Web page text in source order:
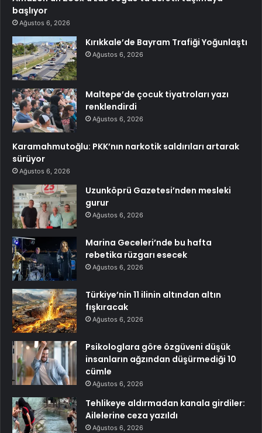
başlıyor
Ağustos 6, 2026
Kırıkkale’de Bayram Trafiği Yoğunlaştı
Ağustos 6, 2026
Maltepe’de çocuk tiyatroları yazı
renklendirdi
Ağustos 6, 2026
Karamahmutoğlu: PKK’nın narkotik saldırıları artarak
sürüyor
Ağustos 6, 2026
Uzunköprü Gazetesi’nden mesleki
gurur
Ağustos 6, 2026
Marina Geceleri’nde bu hafta
rebetika rüzgarı esecek
Ağustos 6, 2026
Türkiye’nin 11 ilinin altından altın
fışkıracak
Ağustos 6, 2026
Psikologlara göre özgüveni düşük
insanların ağzından düşürmediği 10
cümle
Ağustos 6, 2026
Tehlikeye aldırmadan kanala girdiler:
Ailelerine ceza yazıldı
Ağustos 6, 2026